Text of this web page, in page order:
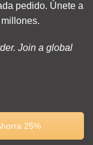
pedido. Únete a
Join a global
25%